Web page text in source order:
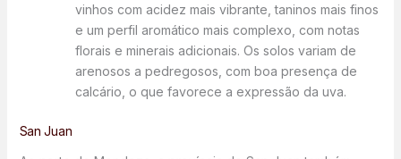
vinhos com acidez mais vibrante, taninos mais finos
e um perfil aromático mais complexo, com notas
florais e minerais adicionais. Os solos variam de
arenosos a pedregosos, com boa presença de
calcário, o que favorece a expressão da uva.
San Juan